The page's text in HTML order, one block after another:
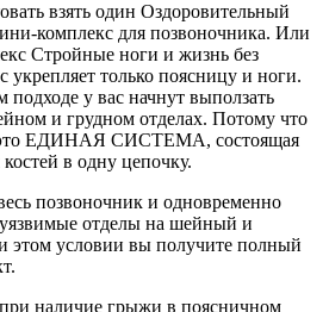
взять один Оздоровительный
комплекс для позвоночника. Или
Стройные ноги и жизнь без
укрепляет только поясницу и ноги.
у вас начнут выползать
и грудном отделах. Потому что
ЕДИНАЯ СИСТЕМА, состоящая
в одну цепочку.
позвоночник и одновременно
отделы на шейный и
этом условии вы получите полный
наличие грыжи в поясничном